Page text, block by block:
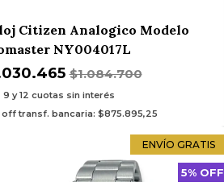
Citizen Analogico Modelo
NY004017L
$1.084.700
9 y 12 cuotas sin interés
off transf. bancaria: $875.895,25
ENVÍO GRATIS
5% OFF